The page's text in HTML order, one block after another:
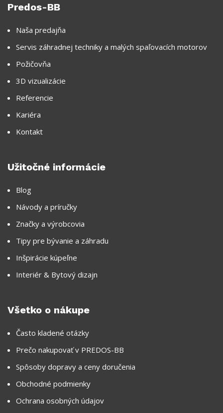
Predos-BB
Naša predajňa
Servis záhradnej techniky a malých spaľovacích motorov
Požičovňa
3D vizualizácie
Referencie
Kariéra
Kontakt
Užitočné informácie
Blog
Návody a príručky
Značky a výrobcovia
Tipy pre bývanie a záhradu
Inšpirácie kúpeľne
Interiér & Bytový dizajn
Všetko o nákupe
Často kladené otázky
Prečo nakupovať v PREDOS-BB
Spôsoby dopravy a ceny doručenia
Obchodné podmienky
Ochrana osobných údajov